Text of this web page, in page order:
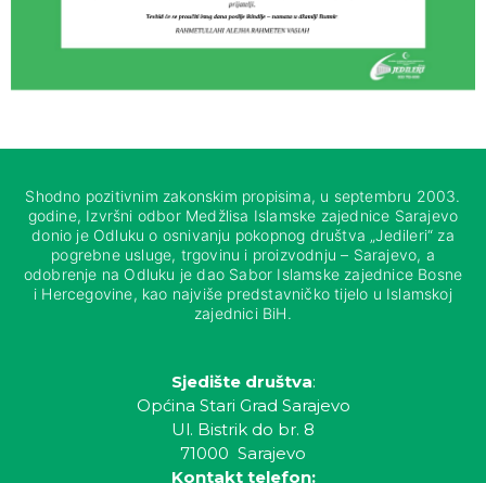
Shodno pozitivnim zakonskim propisima, u septembru 2003.
godine, Izvršni odbor Medžlisa Islamske zajednice Sarajevo
donio je Odluku o osnivanju pokopnog društva „Jedileri“ za
pogrebne usluge, trgovinu i proizvodnju – Sarajevo, a
odobrenje na Odluku je dao Sabor Islamske zajednice Bosne
i Hercegovine, kao najviše predstavničko tijelo u Islamskoj
zajednici BiH.
Sjedište društva:
Općina Stari Grad Sarajevo
Ul. Bistrik do br. 8
71000 Sarajevo
Kontakt telefon: